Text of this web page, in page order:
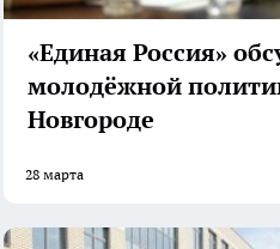
«Единая Россия»
молодёжной
Новгороде
28 марта